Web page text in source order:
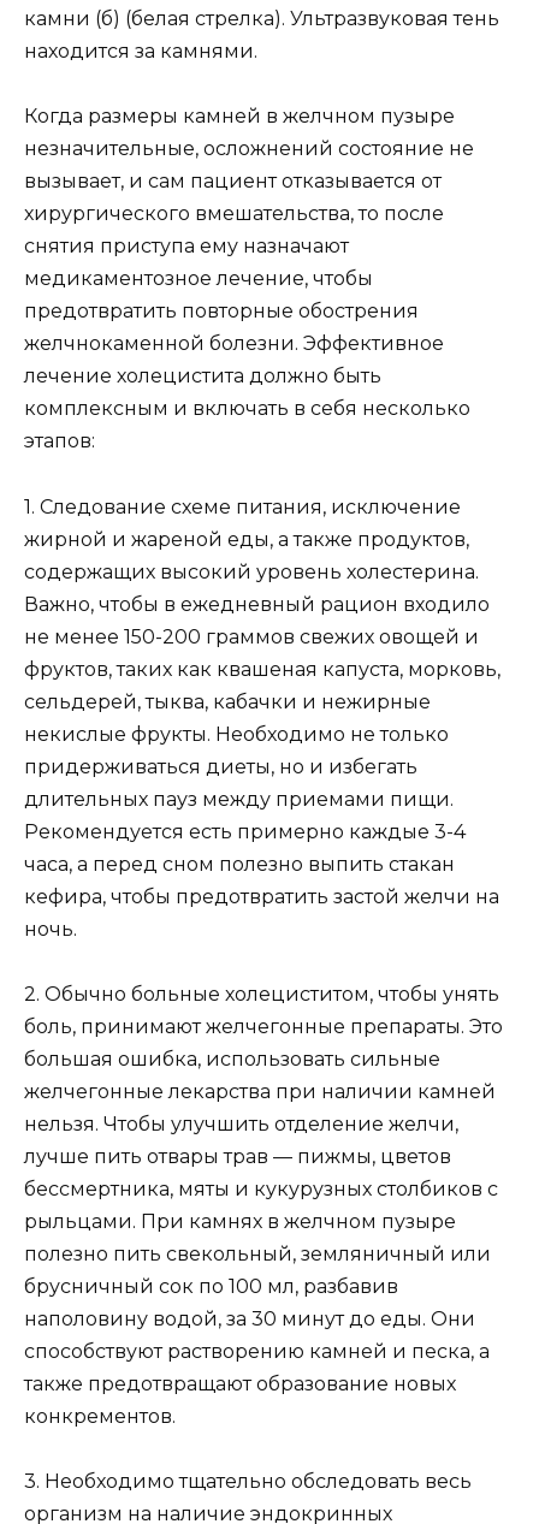
камни (б) (белая стрелка). Ультразвуковая тень
находится за камнями.
Когда размеры камней в желчном пузыре
незначительные, осложнений состояние не
вызывает, и сам пациент отказывается от
хирургического вмешательства, то после
снятия приступа ему назначают
медикаментозное лечение, чтобы
предотвратить повторные обострения
желчнокаменной болезни. Эффективное
лечение холецистита должно быть
комплексным и включать в себя несколько
этапов:
1. Следование схеме питания, исключение
жирной и жареной еды, а также продуктов,
содержащих высокий уровень холестерина.
Важно, чтобы в ежедневный рацион входило
не менее 150-200 граммов свежих овощей и
фруктов, таких как квашеная капуста, морковь,
сельдерей, тыква, кабачки и нежирные
некислые фрукты. Необходимо не только
придерживаться диеты, но и избегать
длительных пауз между приемами пищи.
Рекомендуется есть примерно каждые 3-4
часа, а перед сном полезно выпить стакан
кефира, чтобы предотвратить застой желчи на
ночь.
2. Обычно больные холециститом, чтобы унять
боль, принимают желчегонные препараты. Это
большая ошибка, использовать сильные
желчегонные лекарства при наличии камней
нельзя. Чтобы улучшить отделение желчи,
лучше пить отвары трав — пижмы, цветов
бессмертника, мяты и кукурузных столбиков с
рыльцами. При камнях в желчном пузыре
полезно пить свекольный, земляничный или
брусничный сок по 100 мл, разбавив
наполовину водой, за 30 минут до еды. Они
способствуют растворению камней и песка, а
также предотвращают образование новых
конкрементов.
3. Необходимо тщательно обследовать весь
организм на наличие эндокринных